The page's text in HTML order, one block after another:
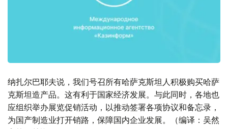
纳扎尔巴耶夫说，我们号召所有哈萨克斯坦人积极购买哈萨
克斯坦造产品。这有利于国家经济发展。与此同时，各地也
应组织举办展览促销活动，以推动签署各项协议和备忘录，
为国产制造业打开销路，保障国内企业发展。（编译：吴然